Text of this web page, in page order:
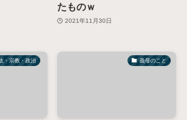
たものｗ
2021年11月30日
・宗教・政治 義母のこと